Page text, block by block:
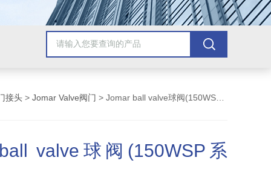
接头 > Jomar Valve阀门 > Jomar ball valve球阀(150WSP系列)
valve球阀(150WSP系